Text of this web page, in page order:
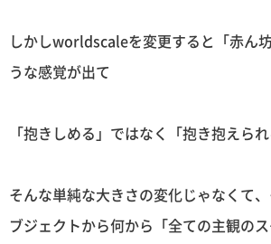
しかしworldscaleを変更すると「赤ん
うな感覚が出て
「抱きしめる」ではなく「抱き抱えられ
そんな単純な大きさの変化じゃなくて
ブジェクトから何から「全ての主観の